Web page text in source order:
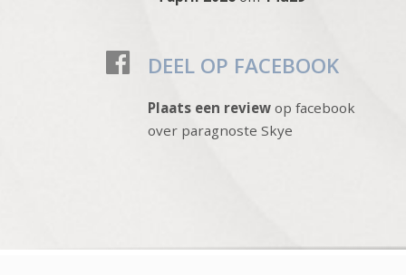
DEEL OP FACEBOOK
Plaats een review op facebook
over paragnoste Skye